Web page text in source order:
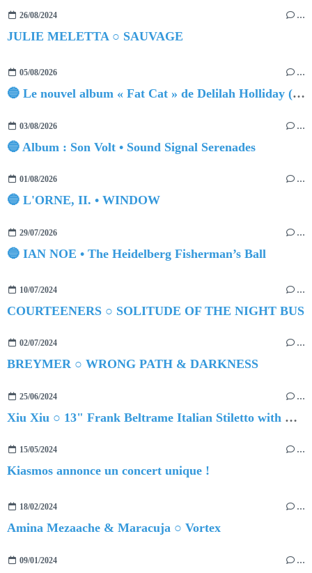
26/08/2024 …
JULIE MELETTA ○ SAUVAGE
05/08/2026 …
🔵 Le nouvel album « Fat Cat » de Delilah Holliday (sortie le 30 Octobre 2026)
03/08/2026 …
🔵 Album : Son Volt • Sound Signal Serenades
01/08/2026 …
🔵 L'ORNE, II. • WINDOW
29/07/2026 …
🔵 IAN NOE • The Heidelberg Fisherman’s Ball
10/07/2024 …
COURTEENERS ○ SOLITUDE OF THE NIGHT BUS
02/07/2024 …
BREYMER ○ WRONG PATH & DARKNESS
25/06/2024 …
Xiu Xiu ○ 13" Frank Beltrame Italian Stiletto with Bison Horn Grips
15/05/2024 …
Kiasmos annonce un concert unique !
18/02/2024 …
Amina Mezaache & Maracuja ○ Vortex
09/01/2024 …